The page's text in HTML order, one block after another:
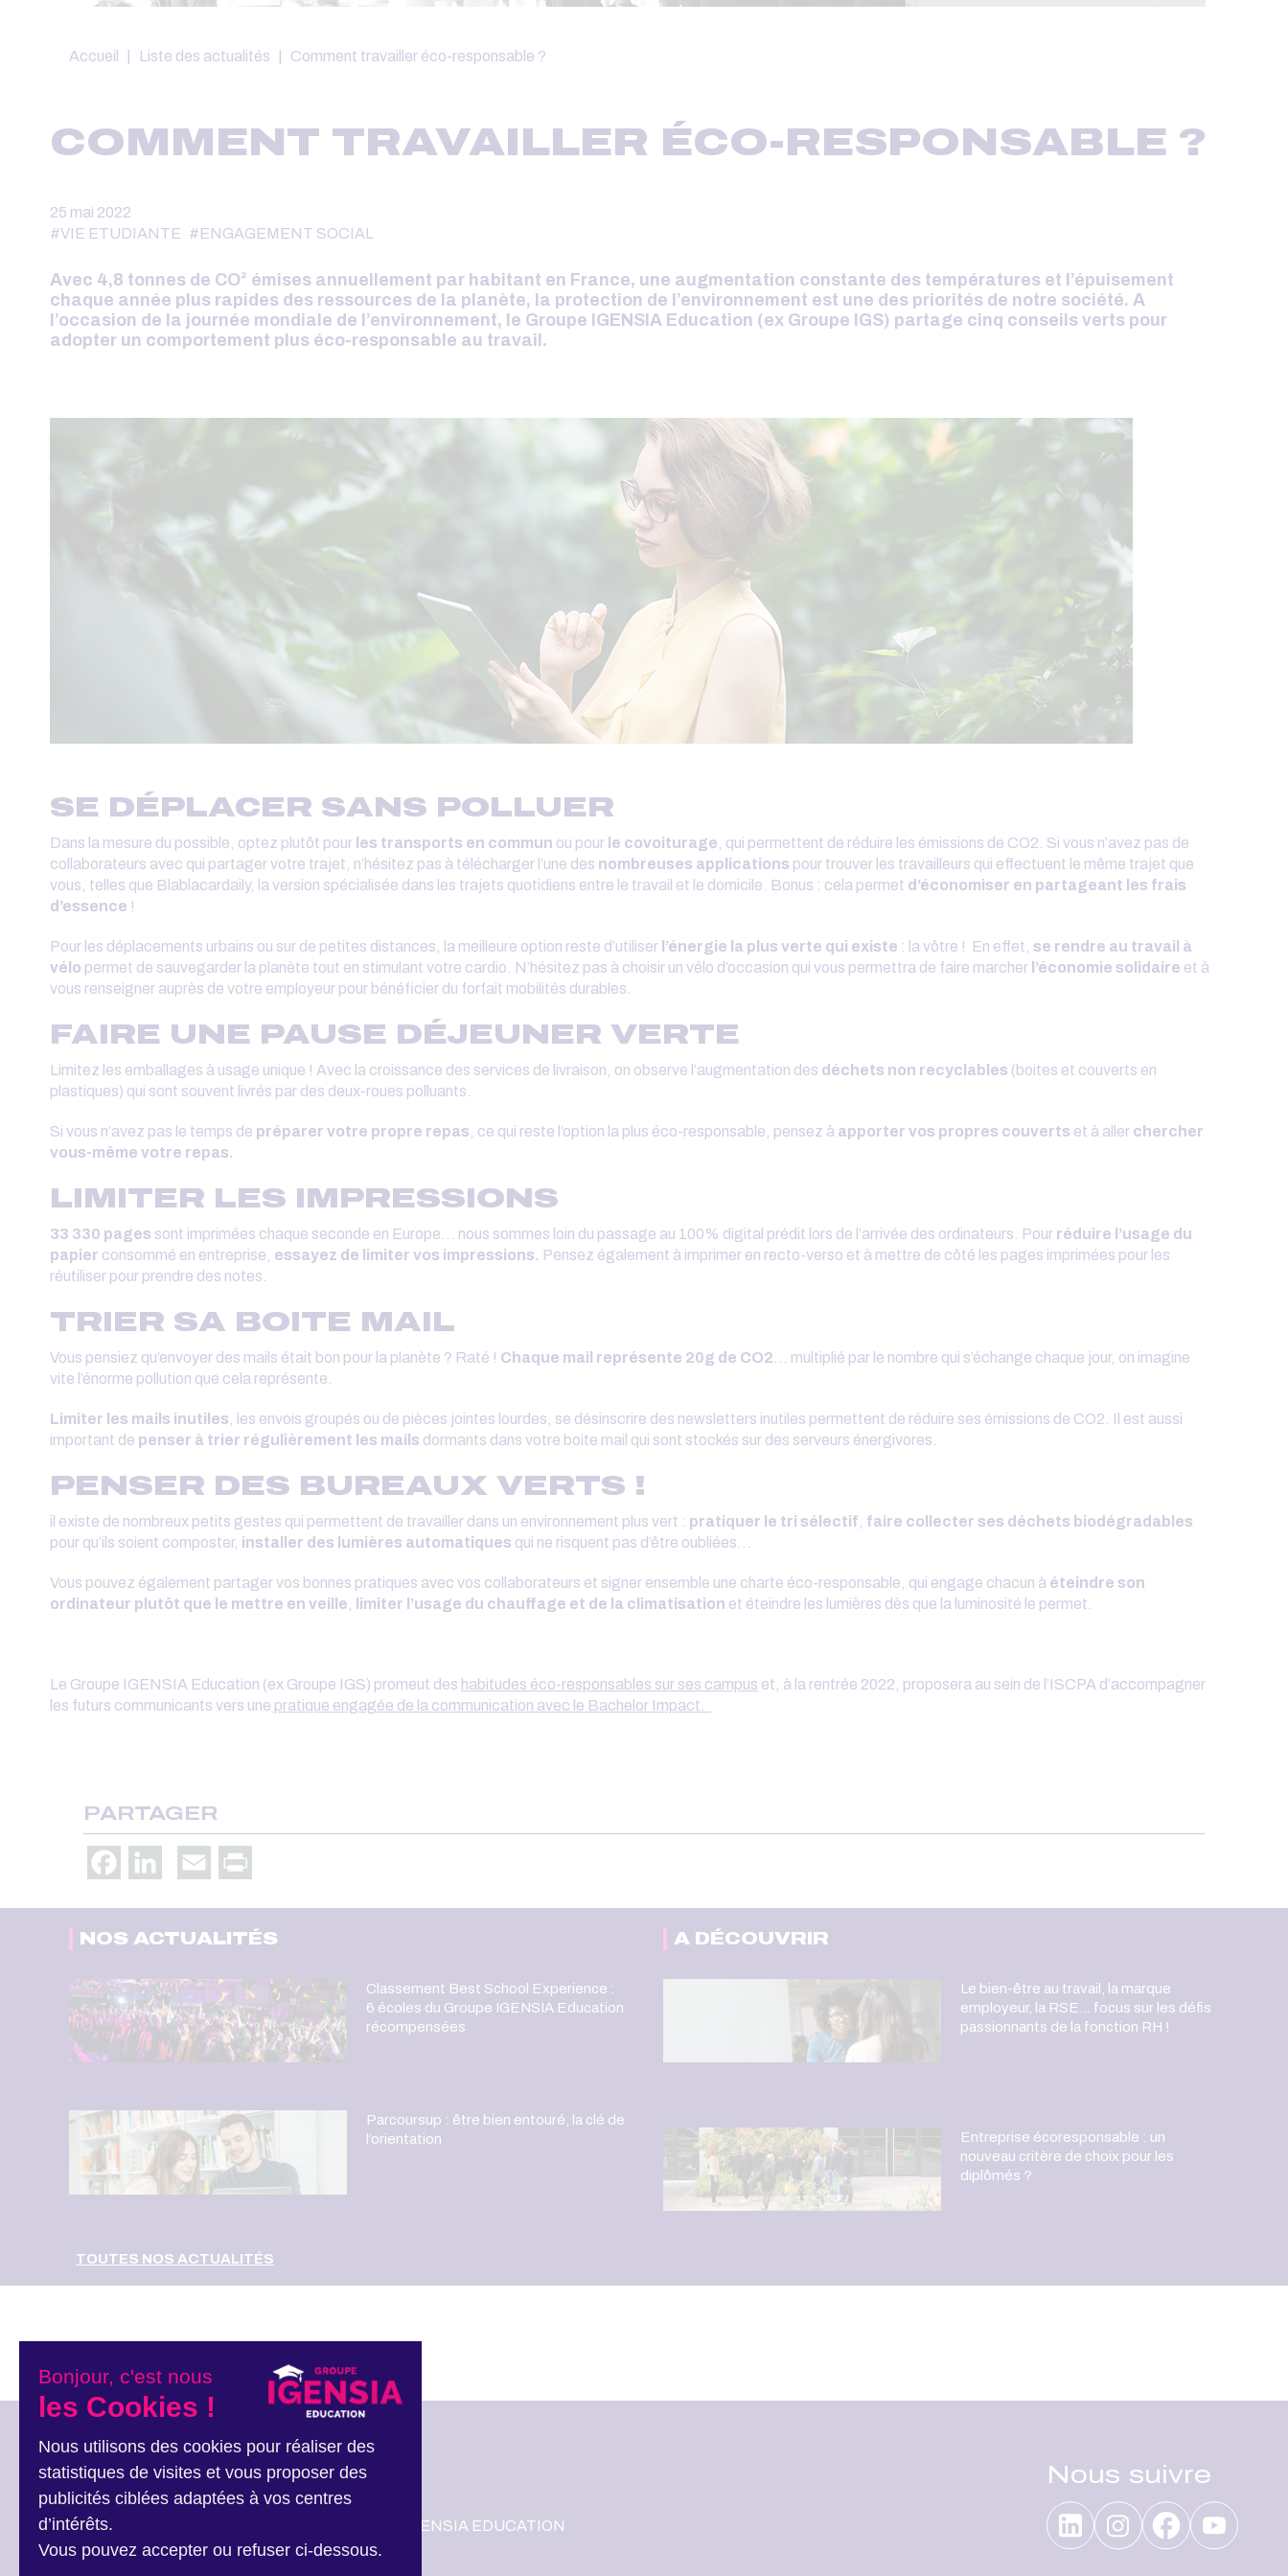
Bonjour, c'est nous
les Cookies !
Nous utilisons des cookies pour réaliser des
statistiques de visites et vous proposer des
publicités ciblées adaptées à vos centres
d’intérêts.
Vous pouvez accepter ou refuser ci-dessous.
Fil
Accueil Liste des actualités Comment travailler éco-responsable ?
COMMENT TRAVAILLER ÉCO-RESPONSABLE ?
25 mai 2022
#VIE ETUDIANTE #ENGAGEMENT SOCIAL
Avec 4,8 tonnes de CO² émises annuellement par habitant en France, une augmentation constante des températures et l’épuisement
chaque année plus rapides des ressources de la planète, la protection de l’environnement est une des priorités de notre société. A
l’occasion de la journée mondiale de l’environnement, le Groupe IGENSIA Education (ex Groupe IGS) partage cinq conseils verts pour
adopter un comportement plus éco-responsable au travail.
SE DÉPLACER SANS POLLUER
Dans la mesure du possible, optez plutôt pour les transports en commun ou pour le covoiturage , qui permettent de réduire les émissions de CO2. Si vous n’avez pas de
collaborateurs avec qui partager votre trajet, n’hésitez pas à télécharger l’une des nombreuses applications pour trouver les travailleurs qui effectuent le même trajet que
vous, telles que Blablacardaily, la version spécialisée dans les trajets quotidiens entre le travail et le domicile. Bonus : cela permet d’économiser en partageant les frais
d’essence !
Pour les déplacements urbains ou sur de petites distances, la meilleure option reste d’utiliser l’énergie la plus verte qui existe : la vôtre ! En effet, se rendre au travail à
vélo permet de sauvegarder la planète tout en stimulant votre cardio. N’hésitez pas à choisir un vélo d’occasion qui vous permettra de faire marcher l’économie solidaire et à
vous renseigner auprès de votre employeur pour bénéficier du forfait mobilités durables.
FAIRE UNE PAUSE DÉJEUNER VERTE
Limitez les emballages à usage unique ! Avec la croissance des services de livraison, on observe l’augmentation des déchets non recyclables (boites et couverts en
plastiques) qui sont souvent livrés par des deux-roues polluants.
Si vous n’avez pas le temps de préparer votre propre repas , ce qui reste l’option la plus éco-responsable, pensez à apporter vos propres couverts et à aller chercher
vous-même votre repas.
LIMITER LES IMPRESSIONS
33 330 pages sont imprimées chaque seconde en Europe... nous sommes loin du passage au 100% digital prédit lors de l’arrivée des ordinateurs. Pour réduire l’usage du
papier consommé en entreprise, essayez de limiter vos impressions. Pensez également à imprimer en recto-verso et à mettre de côté les pages imprimées pour les
réutiliser pour prendre des notes.
TRIER SA BOITE MAIL
Vous pensiez qu’envoyer des mails était bon pour la planète ? Raté ! Chaque mail représente 20g de CO2 ... multiplié par le nombre qui s’échange chaque jour, on imagine
vite l’énorme pollution que cela représente.
Limiter les mails inutiles , les envois groupés ou de pièces jointes lourdes, se désinscrire des newsletters inutiles permettent de réduire ses émissions de CO2. Il est aussi
important de penser à trier régulièrement les mails dormants dans votre boite mail qui sont stockés sur des serveurs énergivores.
PENSER DES BUREAUX VERTS !
il existe de nombreux petits gestes qui permettent de travailler dans un environnement plus vert : pratiquer le tri sélectif faire collecter ses déchets biodégradables
pour qu’ils soient composter, installer des lumières automatiques qui ne risquent pas d’être oubliées...
Vous pouvez également partager vos bonnes pratiques avec vos collaborateurs et signer ensemble une charte éco-responsable, qui engage chacun à éteindre son
ordinateur plutôt que le mettre en veille
limiter l’usage du chauffage et de la climatisation et éteindre les lumières dès que la luminosité le permet.
Le Groupe IGENSIA Education (ex Groupe IGS) promeut des habitudes éco-responsables sur ses campus et, à la rentrée 2022, proposera au sein de l’ISCPA d’accompagner
les futurs communicants vers une pratique engagée de la communication avec le Bachelor Impact.
PARTAGER
FacebookLinkedIn Email
NOS ACTUALITÉS
Classement Best School Experience :
6 écoles du Groupe IGENSIA Education
récompensées
Parcoursup : être bien entouré, la clé de
l’orientation
TOUTES NOS ACTUALITÉS
A DÉCOUVRIR
Le bien-être au travail, la marque
employeur, la RSE… focus sur les défis
passionnants de la fonction RH !
Entreprise écoresponsable : un
nouveau critère de choix pour les
diplômés ?
GLOSSAIRE
PRESSE
LE GROUPE IGENSIA EDUCATION
RECRUTE
Nous suivre